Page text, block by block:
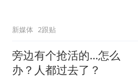
新媒体 2跟贴
旁边有个抢活的…怎么
办？人都过去了？